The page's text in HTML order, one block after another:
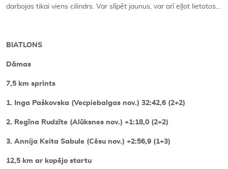
darbojas tikai viens cilindrs. Var slīpēt jaunus, var arī eļļot lietotos…
BIATLONS
Dāmas
7,5 km sprints
1. Inga Paškovska (Vecpiebalgas nov.) 32:42,6 (2+2)
2. Regīna Rudzīte (Alūksnes nov.) +1:18,0 (2+2)
3. Annija Keita Sabule (Cēsu nov.) +2:56,9 (1+3)
12,5 km ar kopējo startu